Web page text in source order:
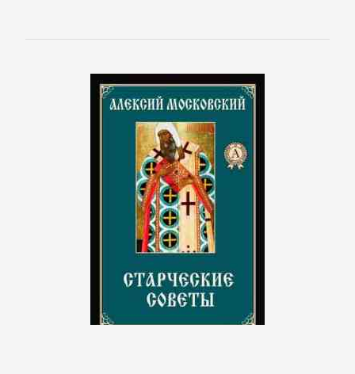
Корпоративная